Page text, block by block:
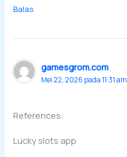
Balas
gamesgrom.com
Mei 22, 2026 pada 11:31 am
References:
Lucky slots app